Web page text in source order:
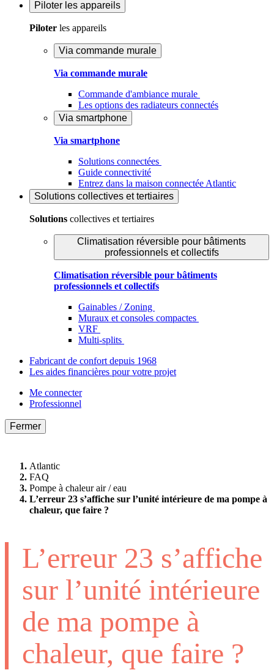
Piloter les appareils
Piloter les appareils
Via commande murale
Via commande murale
Commande d'ambiance murale
Les options des radiateurs connectés
Via smartphone
Via smartphone
Solutions connectées
Guide connectivité
Entrez dans la maison connectée Atlantic
Solutions collectives et tertiaires
Solutions collectives et tertiaires
Climatisation réversible pour bâtiments
professionnels et collectifs
Climatisation réversible pour bâtiments
professionnels et collectifs
Gainables / Zoning
Muraux et consoles compactes
VRF
Multi-splits
Fabricant de confort depuis 1968
Les aides financières pour votre projet
Me connecter
Professionnel
Fermer
Atlantic
FAQ
Pompe à chaleur air / eau
L’erreur 23 s’affiche sur l’unité intérieure de ma pompe à
chaleur, que faire ?
L’erreur 23 s’affiche
sur l’unité intérieure
de ma pompe à
chaleur, que faire ?